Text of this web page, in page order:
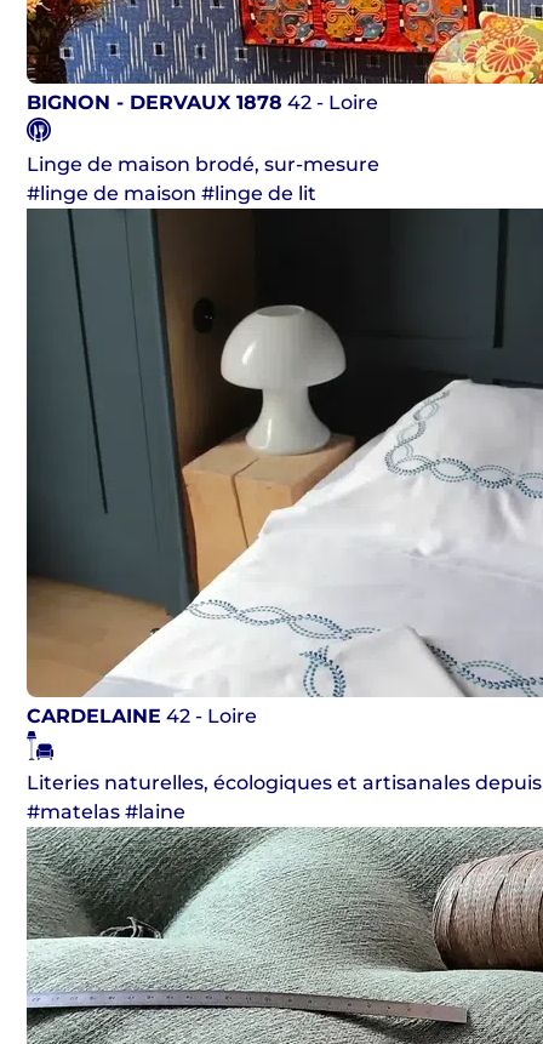
BIGNON - DERVAUX 1878 42 - Loire
Linge de maison brodé, sur-mesure
#linge de maison #linge de lit
CARDELAINE 42 - Loire
Literies naturelles, écologiques et artisanales depuis
#matelas #laine